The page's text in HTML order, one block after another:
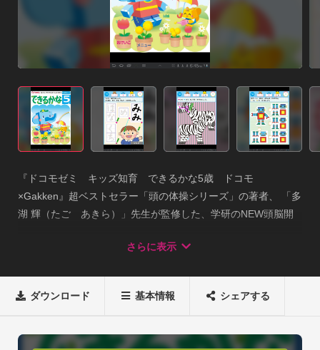
『ドコモゼミ　キッズ知育　できるかな5歳　ドコモ
×Gakken』超ベストセラー「頭の体操シリーズ」の著者、 「多
湖 輝（たご　あきら）」先生が監修した、学研のNEW頭脳開
なぞり、迷路、仲間さがしなど、子供たちが大好きないろいろ
「ドコモゼミ キッズ知育 できるかな5歳 by ドコモ×Gakken」
持つ楽しさをいかしながら、自動で○×をつけたり、繰り返し何
さらに表示
ダウンロード 基本情報 シェアする